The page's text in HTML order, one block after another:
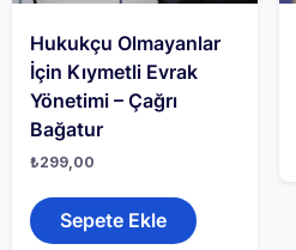
Hukukçu Olmayanlar
İçin Kıymetli Evrak
Yönetimi – Çağrı
Bağatur
₺299,00
Sepete Ekle